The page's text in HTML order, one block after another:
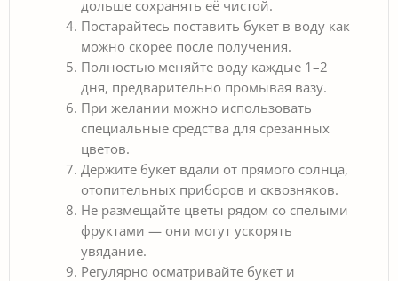
дольше сохранять её чистой.
Постарайтесь поставить букет в воду как
можно скорее после получения.
Полностью меняйте воду каждые 1–2
дня, предварительно промывая вазу.
При желании можно использовать
специальные средства для срезанных
цветов.
Держите букет вдали от прямого солнца,
отопительных приборов и сквозняков.
Не размещайте цветы рядом со спелыми
фруктами — они могут ускорять
увядание.
Регулярно осматривайте букет и